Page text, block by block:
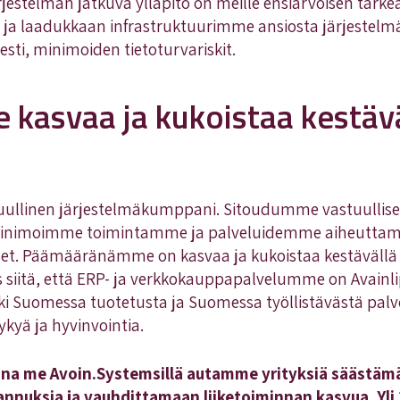
laadukkaan infrastruktuurimme ansiosta
minimoiden tietoturvariskit.
kasvaa ja kukoistaa
järjestelmäkumppani. Sitoudumme
toimintamme ja palveluidemme
Päämääränämme on kasvaa ja kukoistaa
että ERP- ja verkkokauppapalvelumme on
Suomessa tuotetusta ja Suomessa työllistävästä
ja hyvinvointia.
me Avoin.Systemsillä autamme yrityksiä